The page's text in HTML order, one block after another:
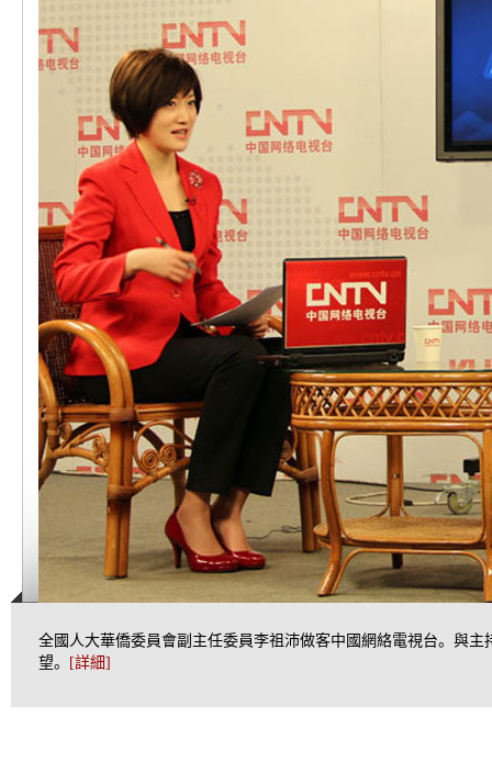
全國人大華僑委員會副主任委員李祖沛做客中國網絡電視台。與
望。
[詳細]